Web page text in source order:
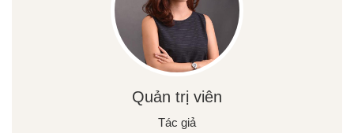
Quản trị viên
Tác giả